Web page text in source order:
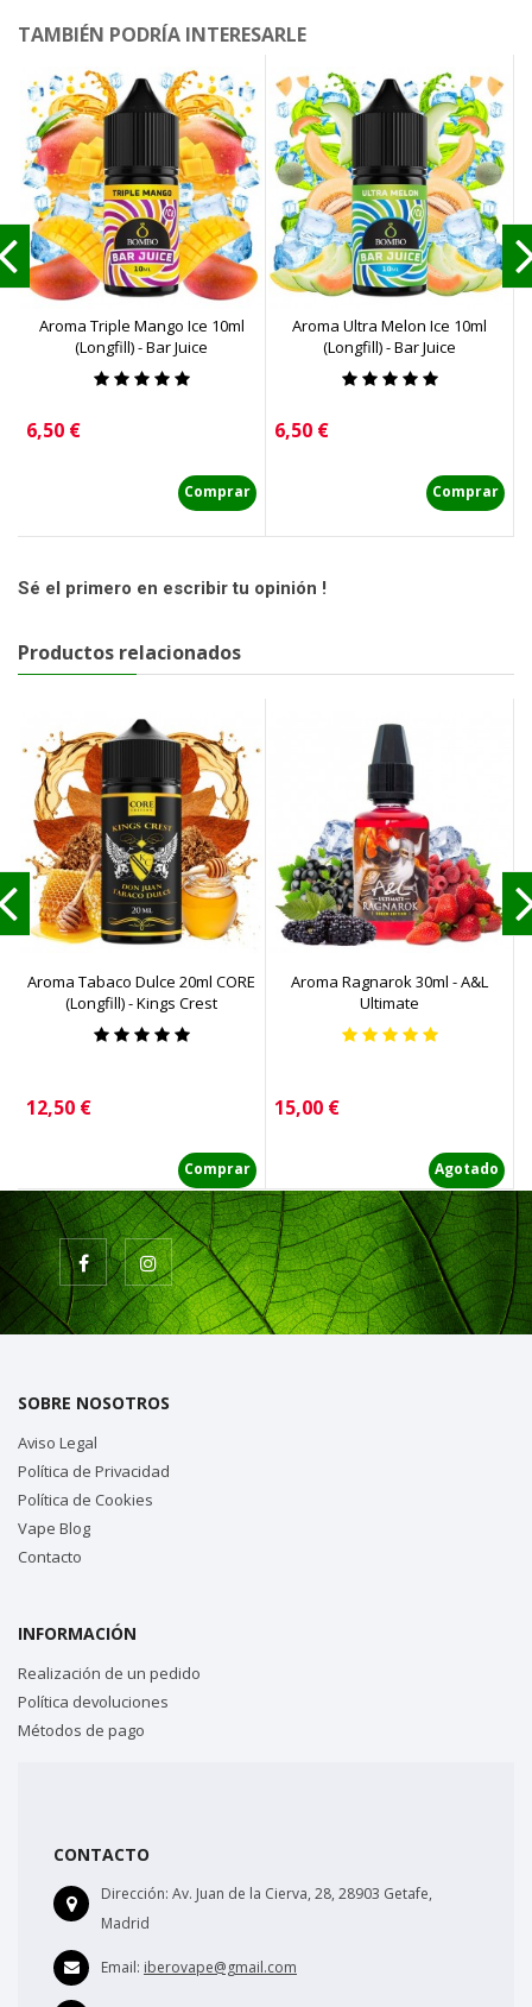
TAMBIÉN PODRÍA INTERESARLE
Aroma Triple Mango Ice 10ml
(Longfill) - Bar Juice
Precio
6,50 €
Comprar
Aroma Ultra Melon Ice 10ml
(Longfill) - Bar Juice
Precio
6,50 €
Comprar
Sé el primero en escribir tu opinión !
Productos relacionados
Aroma Tabaco Dulce 20ml CORE
(Longfill) - Kings Crest
Precio
12,50 €
Comprar
Aroma Ragnarok 30ml - A&L
Ultimate
Precio
15,00 €
Agotado
SOBRE NOSOTROS
Aviso Legal
Política de Privacidad
Política de Cookies
Vape Blog
Contacto
INFORMACIÓN
Realización de un pedido
Política devoluciones
Métodos de pago
CONTACTO
Dirección: Av. Juan de la Cierva, 28, 28903 Getafe,
Madrid
Email: iberovape@gmail.com